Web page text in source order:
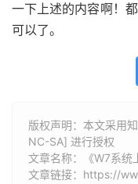
一下上述的内容啊！
可以了。
版权声明：本文采用
NC-SA] 进行授权
文章名称：《W7系统
文章链接： https://